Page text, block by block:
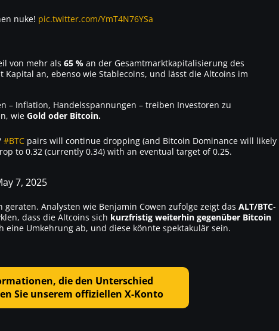
nuke! pic.twitter.com/YmT4N76YSa
von mehr als 65 % an der Gesamtmarktkapitalisierung des
Kapital an, ebenso wie Stablecoins, und lässt die Altcoins im
– Inflation, Handelsspannungen – treiben Investoren zu
wie Gold oder Bitcoin.
#BTC pairs will continue dropping (and Bitcoin Dominance will likely
to 0.32 (currently 0.34) with an eventual target of 0.25.
7, 2025
Analysten wie Benjamin Cowen zufolge zeigt das ALT/BTC-
dass die Altcoins sich kurzfristig weiterhin gegenüber Bitcoin
eine Umkehrung ab, und diese könnte spektakulär sein.
die den Unterschied
Sie unserem offiziellen X-Konto